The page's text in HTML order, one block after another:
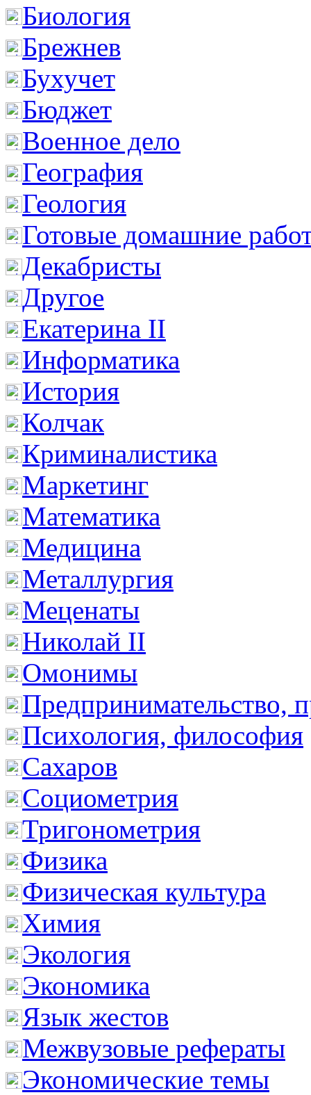
Биология
Брежнев
Бухучет
Бюджет
Военное дело
География
Геология
Готовые домашние
Декабристы
Другое
Екатерина II
Информатика
История
Колчак
Криминалистика
Маркетинг
Математика
Медицина
Металлургия
Меценаты
Николай II
Омонимы
Предпринимательство,
Психология, философия
Сахаров
Социометрия
Тригонометрия
Физика
Физическая культура
Химия
Экология
Экономика
Язык жестов
Межвузовые рефераты
Экономические темы